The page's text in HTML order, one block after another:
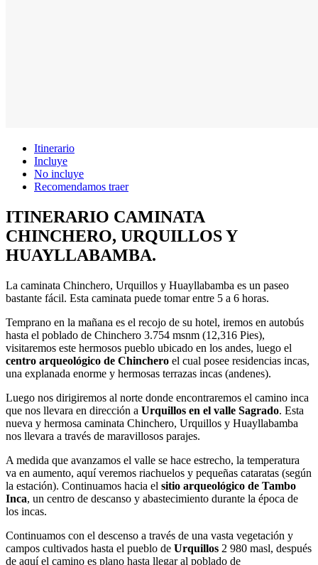
Itinerario
Incluye
No incluye
Recomendamos traer
ITINERARIO CAMINATA
CHINCHERO, URQUILLOS Y
HUAYLLABAMBA.
La caminata Chinchero, Urquillos y Huayllabamba es un paseo
bastante fácil. Esta caminata puede tomar entre 5 a 6 horas.
Temprano en la mañana es el recojo de su hotel, iremos en autobús
hasta el poblado de Chinchero 3.754 msnm (12,316 Pies),
visitaremos este hermosos pueblo ubicado en los andes, luego el
centro arqueológico de Chinchero el cual posee residencias incas,
una explanada enorme y hermosas terrazas incas (andenes).
Luego nos dirigiremos al norte donde encontraremos el camino inca
que nos llevara en dirección a Urquillos en el valle Sagrado. Esta
nueva y hermosa caminata Chinchero, Urquillos y Huayllabamba
nos llevara a través de maravillosos parajes.
A medida que avanzamos el valle se hace estrecho, la temperatura
va en aumento, aquí veremos riachuelos y pequeñas cataratas (según
la estación). Continuamos hacia el sitio arqueológico de Tambo
Inca, un centro de descanso y abastecimiento durante la época de
los incas.
Continuamos con el descenso a través de una vasta vegetación y
campos cultivados hasta el pueblo de Urquillos 2 980 masl, después
de aquí el camino es plano hasta llegar al poblado de